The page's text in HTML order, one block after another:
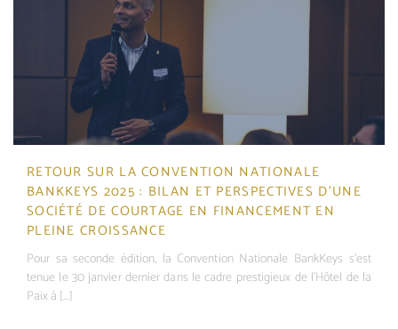
RETOUR SUR LA CONVENTION NATIONALE
BANKKEYS 2025 : BILAN ET PERSPECTIVES D’UNE
SOCIÉTÉ DE COURTAGE EN FINANCEMENT EN
PLEINE CROISSANCE
Pour sa seconde édition, la Convention Nationale BankKeys s'est
tenue le 30 janvier dernier dans le cadre prestigieux de l'Hôtel de la
Paix à [...]